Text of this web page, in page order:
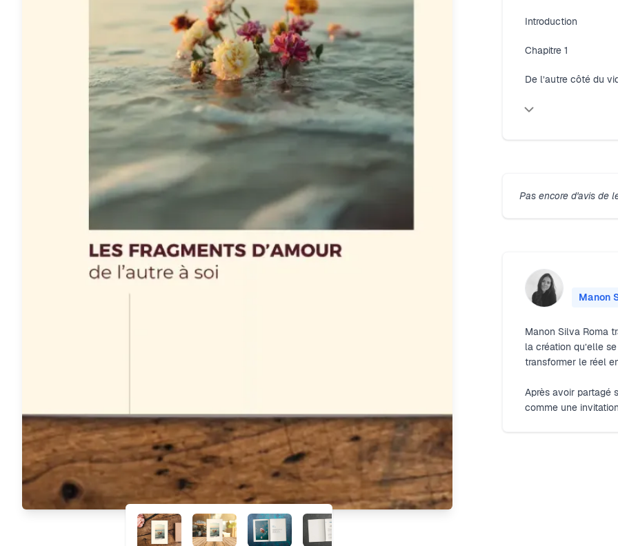
Introduction
Chapitre 1
De l’autre côté du
Pas encore d'avis de
Manon
Manon Silva Roma
la création qu’elle
transformer le réel
Après avoir partagé
comme une